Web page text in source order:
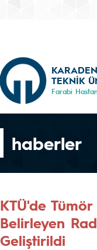
TEKNİK
Farabi
haberler
KTÜ'de Tümör
Belirleyen
Geliştirildi